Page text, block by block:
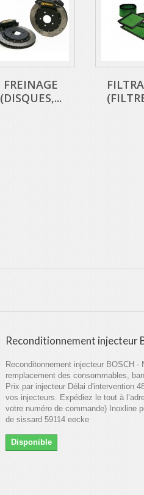
FREINAGE
(DISQUES,...
Reconditionnement injecteur
Reconditonnement injecteur BOSCH -
remplacement des consommables,
Prix par injecteur Délai d'intervention
vos injecteurs. Expédiez le tout à
votre numéro de commande) Inoxline
de sissard 59114 eecke
Disponible